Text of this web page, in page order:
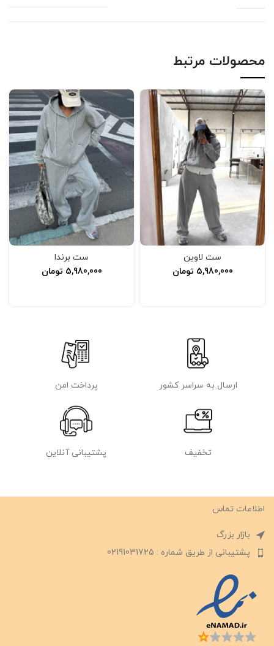
محصولات مرتبط
ست لاوین
5,980,000 تومان
ست برندا
5,980,000 تومان
ارسال به سراسر کشور پرداخت امن
تخفیف پشتیبانی آنلاین
اطلاعات تماس
بازار بزرگ
پشتیبانی از طریق شماره : 02191031725